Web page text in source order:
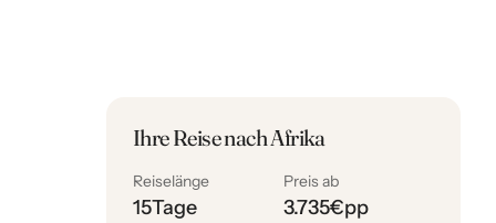
Ihre Reise nach Afrika
Reiselänge
15Tage
Preis ab
3.735€pp